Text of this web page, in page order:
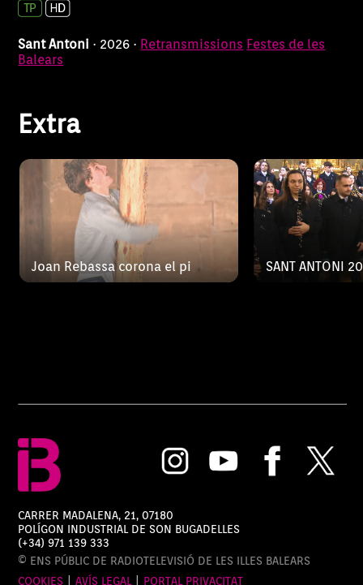
Sant Antoni · 2026 · Retransmissions Festes de les
Balears
Extra
Joan Rebassa corona el pi
corona el pi
SANT ANTONI
CARRER MADALENA, 21, 07180
POLÍGON INDUSTRIAL DE SON BUGADELLES
(+34) 971 139 333
© ENS PÚBLIC DE RADIOTELEVISIÓ DE LES ILLES BALEARS
COOKIES |AVÍS LEGAL PORTAL PRIVACITAT